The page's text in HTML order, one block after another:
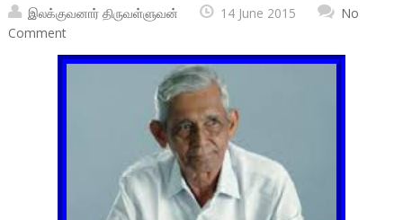
இலக்குவனார் திருவள்ளுவன் 14 June 2015
No
Comment